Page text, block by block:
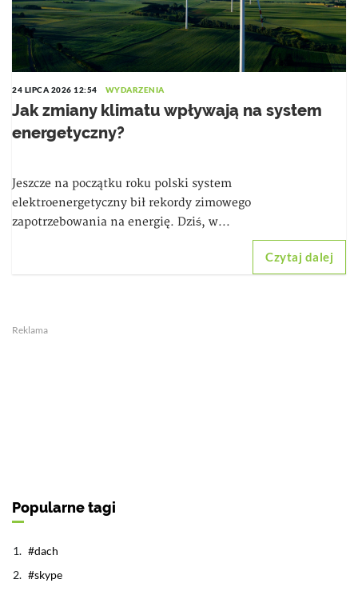
24 LIPCA 2026 12:54 WYDARZENIA
Jak zmiany klimatu wpływają na system
energetyczny?
Jeszcze na początku roku polski system
elektroenergetyczny bił rekordy zimowego
zapotrzebowania na energię. Dziś, w...
Czytaj dalej
Reklama
Popularne tagi
dach
skype